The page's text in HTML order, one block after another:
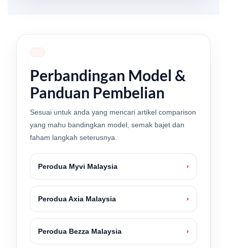
Perbandingan Model &
Panduan Pembelian
Sesuai untuk anda yang mencari artikel comparison
yang mahu bandingkan model, semak bajet dan
faham langkah seterusnya.
Perodua Myvi Malaysia ›
Perodua Axia Malaysia ›
Perodua Bezza Malaysia ›